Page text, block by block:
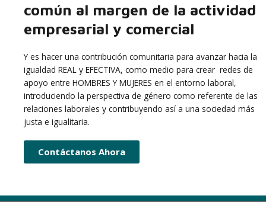
común al margen de la actividad
empresarial y comercial
Y es hacer una contribución comunitaria para avanzar hacia la
igualdad REAL y EFECTIVA, como medio para crear redes de
apoyo entre HOMBRES Y MUJERES en el entorno laboral,
introduciendo la perspectiva de género como referente de las
relaciones laborales y contribuyendo así a una sociedad más
justa e igualitaria.
Contáctanos Ahora